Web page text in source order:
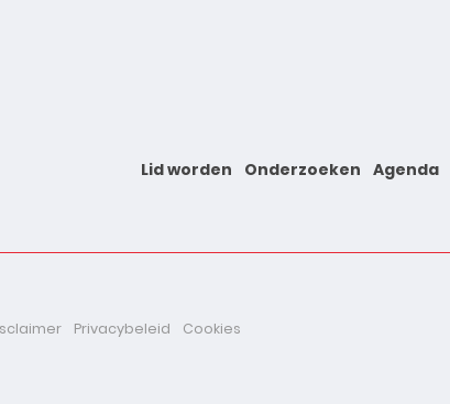
Lid worden Onderzoeken Agenda
Privacybeleid Cookies